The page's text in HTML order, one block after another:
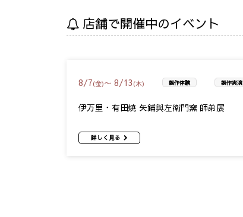
店舗で開催中のイベント
8/7(金)〜 8/13 (木) 製作体験 製作実演
伊万里・有田焼 矢鋪與左衛門窯 師弟展
詳しく見る